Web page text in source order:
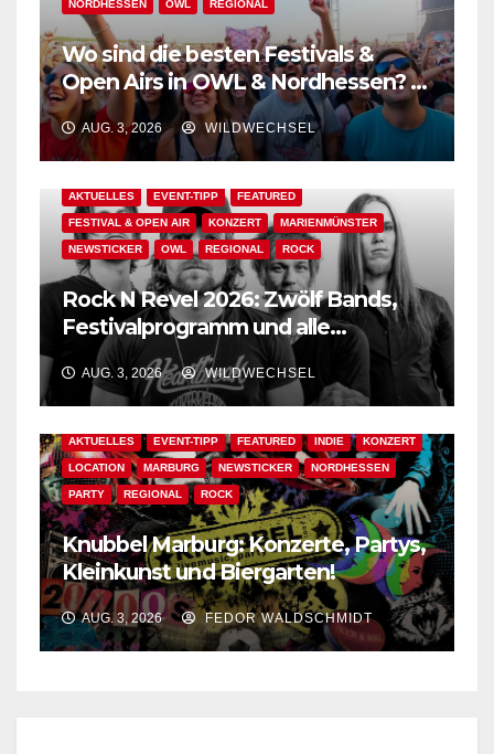
NORDHESSEN OWL REGIONAL
Wo sind die besten Festivals &
Open Airs in OWL & Nordhessen? –
Der Ww-Festival-Planer!
AUG. 3, 2026 WILDWECHSEL
AKTUELLES EVENT-TIPP FEATURED
FESTIVAL & OPEN AIR KONZERT MARIENMÜNSTER
NEWSTICKER OWL REGIONAL ROCK
Rock N Revel 2026: Zwölf Bands,
Festivalprogramm und alle
wichtigen Informationen!
AUG. 3, 2026 WILDWECHSEL
AKTUELLES EVENT-TIPP FEATURED INDIE KONZERT
LOCATION MARBURG NEWSTICKER NORDHESSEN
PARTY REGIONAL ROCK
Knubbel Marburg: Konzerte, Partys,
Kleinkunst und Biergarten!
AUG. 3, 2026 FEDOR WALDSCHMIDT